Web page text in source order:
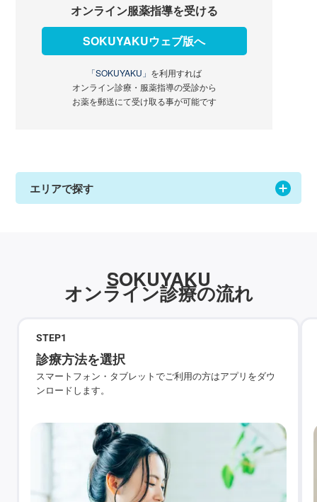
オンライン服薬指導を受ける
SOKUYAKUウェブ版へ
「SOKUYAKU」 を利用すれば
オンライン診療・服薬指導の受診から
お薬を郵送にて受け取る事が可能です
エリアで探す
SOKUYAKU
オンライン診療の流れ
STEP1
診療方法を選択
スマートフォン・タブレットでご利用の方はアプリをダウ
ンロードします。